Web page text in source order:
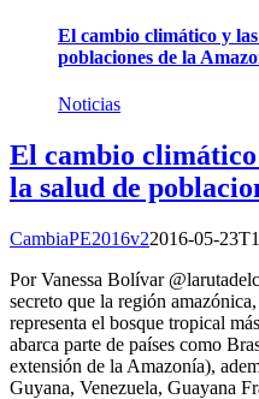
El cambio climático y
poblaciones de la
Noticias
El cambio climático
la salud de
CambiaPE2016v22016-05-
Por Vanessa Bolívar
secreto que la región
representa el bosque tropical
abarca parte de países como
extensión de la Amazonía),
Guyana, Venezuela, Guayana